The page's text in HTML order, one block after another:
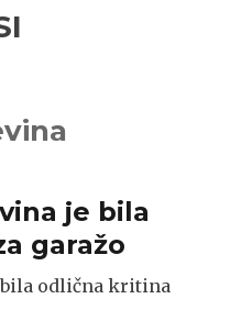
je bila
garažo